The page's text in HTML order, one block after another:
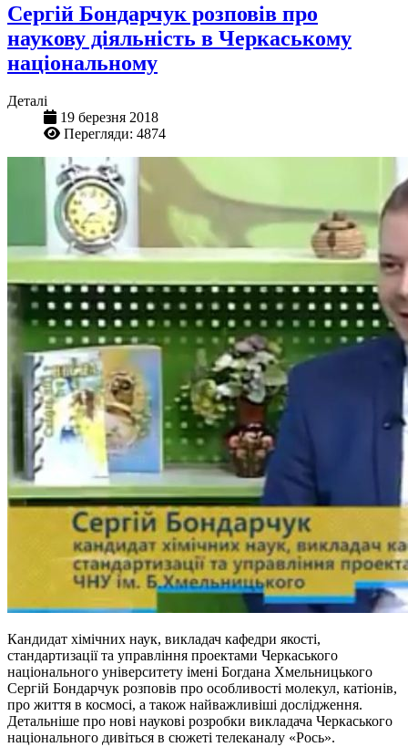
Сергій Бондарчук розповів про
наукову діяльність в Черкаському
національному
Деталі
19 березня 2018
Перегляди: 4874
Кандидат хімічних наук, викладач кафедри якості,
стандартизації та управління проектами Черкаського
національного університету імені Богдана Хмельницького
Сергій Бондарчук розповів про особливості молекул, катіонів,
про життя в космосі, а також найважливіші дослідження.
Детальніше про нові наукові розробки викладача Черкаського
національного дивіться в сюжеті телеканалу «Рось».